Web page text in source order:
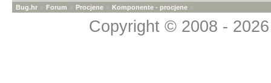
Bug.hr » Forum » Procjene » Komponente - procjene »
Copyright © 2008 -